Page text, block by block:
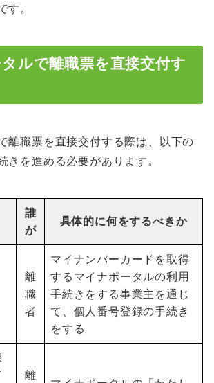
す。
ルで離職票を直接交付す
離職票を直接交付する際は、以下の
きを進める必要があります。
誰
が
具体的に何をするべきか
離
職
者
マイナンバーカードを取得
するマイナポータルの利用
手続きをする事業主を通じ
て、個人番号登録の手続き
をする
離